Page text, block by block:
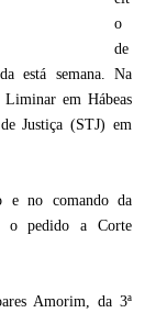
o
de
está semana. Na
Liminar em Hábeas
Justiça (STJ) em
e no comando da
o pedido a Corte
Amorim, da 3ª